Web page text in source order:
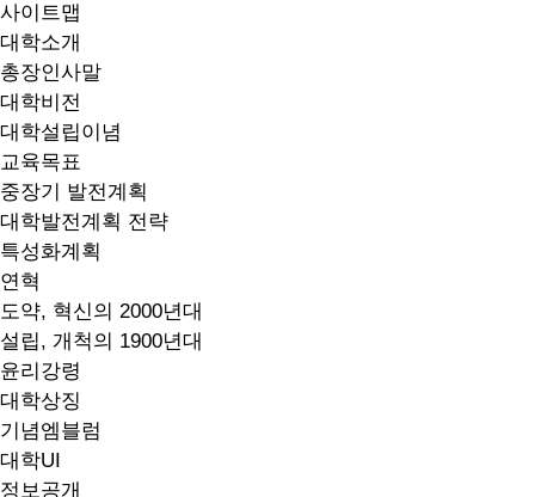
사이트맵
대학소개
총장인사말
대학비전
대학설립이념
교육목표
중장기 발전계획
대학발전계획 전략
특성화계획
연혁
도약, 혁신의 2000년대
설립, 개척의 1900년대
윤리강령
대학상징
기념엠블럼
대학UI
정보공개